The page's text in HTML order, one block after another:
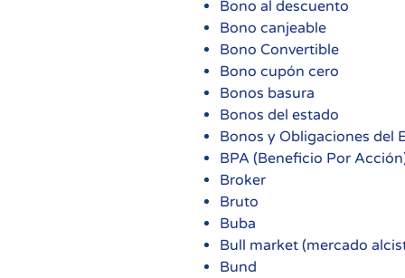
Bono al descuento
Bono canjeable
Bono Convertible
Bono cupón cero
Bonos basura
Bonos del estado
Bonos y Obligaciones del
BPA (Beneficio Por
Broker
Bruto
Buba
Bull market (mercado
Bund